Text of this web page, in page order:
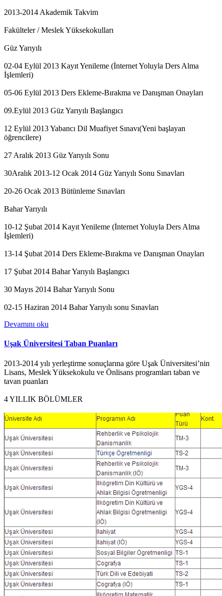
2013-2014 Akademik Takvim
Fakülteler / Meslek Yüksekokulları
Güz Yarıyılı
02-04 Eylül 2013 Kayıt Yenileme (İnternet Yoluyla Ders Alma
İşlemleri)
05-06 Eylül 2013 Ders Ekleme-Bırakma ve Danışman Onayları
09.Eylül 2013 Güz Yarıyılı Başlangıcı
12 Eylül 2013 Yabancı Dil Muafiyet Sınavı(Yeni başlayan
öğrencilere)
27 Aralık 2013 Güz Yarıyılı Sonu
30Aralık 2013-12 Ocak 2014 Güz Yarıyılı Sonu Sınavları
20-26 Ocak 2013 Bütünleme Sınavları
Bahar Yarıyılı
10-12 Şubat 2014 Kayıt Yenileme (İnternet Yoluyla Ders Alma
İşlemleri)
13-14 Şubat 2014 Ders Ekleme-Bırakma ve Danışman Onayları
17 Şubat 2014 Bahar Yarıyılı Başlangıcı
30 Mayıs 2014 Bahar Yarıyılı Sonu
02-15 Haziran 2014 Bahar Yarıyılı sonu Sınavları
Devamını oku
Uşak Üniversitesi Taban Puanları
2013-2014 yılı yerleştirme sonuçlarına göre Uşak Üniversitesi’nin
Lisans, Meslek Yüksekokulu ve Önlisans programları taban ve
tavan puanları
4 YILLIK BÖLÜMLER